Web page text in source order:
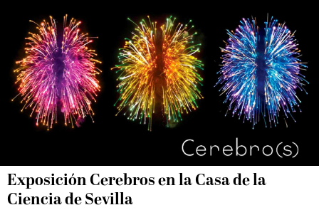
Exposición Cerebros en la Casa de la
Ciencia de Sevilla